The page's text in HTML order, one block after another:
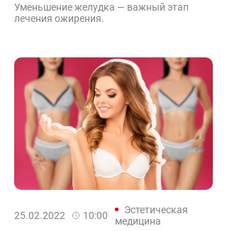
Уменьшение желудка — важный этап
лечения ожирения.
25.02.2022 10:00
Эстетическая
медицина